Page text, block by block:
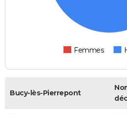
Femmes
Bucy-lès-Pierrepont